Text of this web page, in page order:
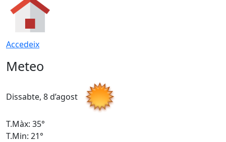
Accedeix
Meteo
Dissabte, 8 d’agost
T.Màx: 35°
T.Min: 21°